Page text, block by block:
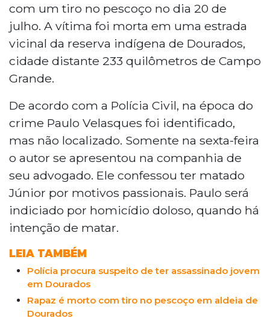
com um tiro no pescoço no dia 20 de
julho. A vítima foi morta em uma estrada
vicinal da reserva indígena de Dourados,
cidade distante 233 quilômetros de Campo
Grande.
De acordo com a Polícia Civil, na época do
crime Paulo Velasques foi identificado,
mas não localizado. Somente na sexta-feira
o autor se apresentou na companhia de
seu advogado. Ele confessou ter matado
Júnior por motivos passionais. Paulo será
indiciado por homicídio doloso, quando há
intenção de matar.
LEIA TAMBÉM
Polícia procura suspeito de ter assassinado jovem
em Dourados
Rapaz é morto com tiro no pescoço em aldeia de
Dourados